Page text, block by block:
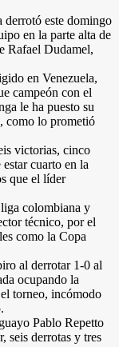
este domingo
en la parte alta de
Rafael Dudamel,
en Venezuela,
campeón con el
le ha puesto su
como lo prometió
victorias, cinco
cuarto en la
que el líder
colombiana y
técnico, por el
como la Copa
al derrotar 1-0 al
ocupando la
torneo, incómodo
Pablo Repetto
seis derrotas y tres